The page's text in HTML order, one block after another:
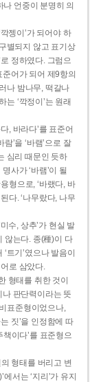
나 언중이 분명히 의
젱이’가 되어야 하
별되지 않고 표기상
정하였다. 그럼으
준어가 되어 제9항의
나 밤나무, 떡갈나
‘깍정이’는 원래
, 바라다’를 표준어
’을 ‘바램’으로 잘
심리 때문인 듯하
사가 ‘바램’이 될
형으로, ‘바랬다, 바
다. ‘나무랐다, 나무
수, 상추’가 현실 발
않는다. 종(種)이 다
트기’였으나 발음이
로 삼았다.
형태를 취한 것이
나 판단력이라는 뜻
표준형이었으나,
짓’을 인정함에 따
책이다’를 표준형으
형태를 버리고 변
서는 ‘지리’가 유지